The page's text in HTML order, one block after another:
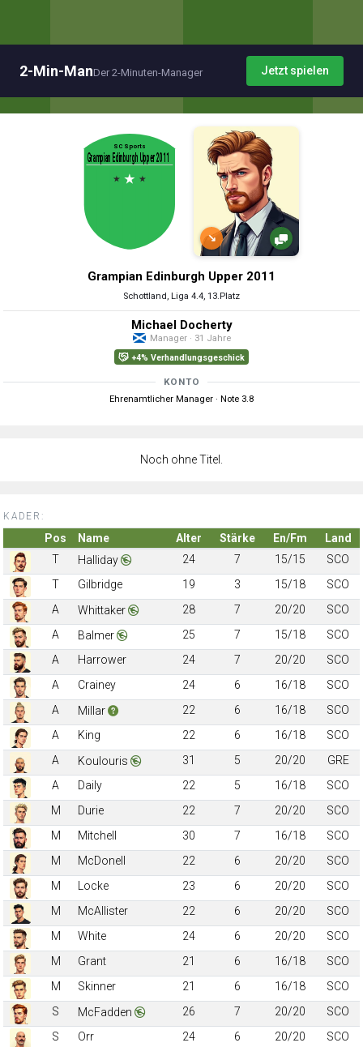
2-Min-ManDer 2-Minuten-Manager Jetzt spielen
↘
Grampian Edinburgh Upper 2011
Schottland, Liga 4.4, 13.Platz
Michael Docherty
Manager · 31 Jahre
+4% Verhandlungsgeschick
KONTO
Ehrenamtlicher Manager · Note 3.8
Noch ohne Titel.
KADER:
Pos Name Alter Stärke En/Fm
Land
T
Halliday 24 7 15/15
SCO
T
Gilbridge 19 3 15/18
SCO
A
Whittaker 28 7 20/20
SCO
A
Balmer 25 7 15/18
SCO
A
Harrower 24 7 20/20
SCO
A
Crainey 24 6 16/18
SCO
A
Millar 22 6 16/18
SCO
A
King 22 6 16/18
SCO
A
Koulouris 31 5 20/20
GRE
A
Daily 22 5 16/18
SCO
M
Durie 22 7 20/20
SCO
M
Mitchell 30 7 16/18
SCO
M
McDonell 22 6 20/20
SCO
M
Locke 23 6 20/20
SCO
M
McAllister 22 6 20/20
SCO
M
White 24 6 20/20
SCO
M
Grant 21 6 16/18
SCO
M
Skinner 21 6 16/18
SCO
S
McFadden 26 7 20/20
SCO
S
Orr 24 6 20/20
SCO